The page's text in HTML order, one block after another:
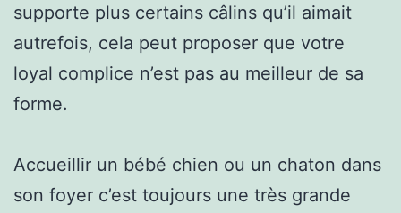
supporte plus certains câlins qu’il aimait
autrefois, cela peut proposer que votre
loyal complice n’est pas au meilleur de sa
forme.
Accueillir un bébé chien ou un chaton dans
son foyer c’est toujours une très grande